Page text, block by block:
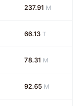
237.91 M
66.13 T
78.31 M
92.65 M